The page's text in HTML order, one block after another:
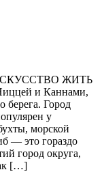
ЖИТЬ
и Каннами,
берега. Город
у
морской
— это гораздо
город округа,
[…]